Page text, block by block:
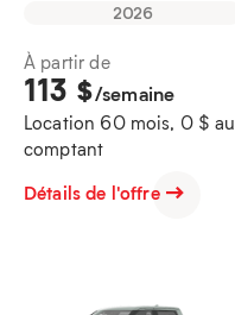
2026
À partir de
113 $/semaine
Location 60 mois, 0 $ au
comptant
Détails de l'offre